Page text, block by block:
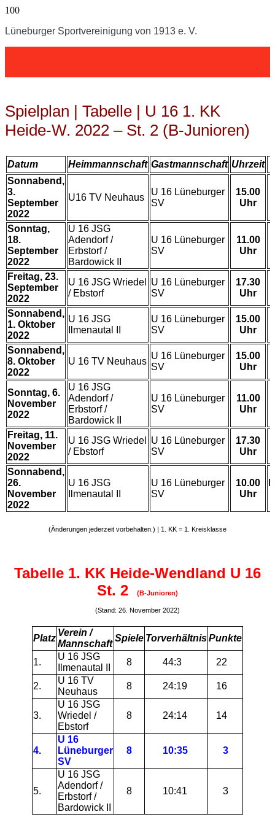
Lüneburger Sportvereinigung von 1913 e. V.
Spielplan | Tabelle | U 16 1. KK
Heide-W. 2022 – St. 2 (B-Junioren)
Datum Heimmannschaft Gastmannschaft Uhrzeit
Sonnabend,
3.
September
2022
U16 TV Neuhaus
U 16 Lüneburger
SV
15.00
Uhr
Sonntag,
18.
September
2022
U 16 JSG
Adendorf /
Erbstorf /
Bardowick II
U 16 Lüneburger
SV
11.00
Uhr
Freitag, 23.
September
2022
U 16 JSG Wriedel
/ Ebstorf
U 16 Lüneburger
SV
17.30
Uhr
Sonnabend,
1. Oktober
2022
U 16 JSG
Ilmenautal II
U 16 Lüneburger
SV
15.00
Uhr
Sonnabend,
8. Oktober
2022
U 16 TV Neuhaus
U 16 Lüneburger
SV
15.00
Uhr
Sonntag, 6.
November
2022
U 16 JSG
Adendorf /
Erbstorf /
Bardowick II
U 16 Lüneburger
SV
11.00
Uhr
Freitag, 11.
November
2022
U 16 JSG Wriedel
/ Ebstorf
U 16 Lüneburger
SV
17.30
Uhr
Sonnabend,
26.
November
2022
U 16 JSG
Ilmenautal II
U 16 Lüneburger
SV
10.00
Uhr
(Änderungen jederzeit vorbehalten.) | 1. KK = 1. Kreisklasse
Tabelle 1. KK Heide-Wendland U 16
St. 2
(B-Junioren)
(Stand: 26. November 2022)
Platz
Verein /
Mannschaft
Spiele TorverhältnisPunkte
1.
U 16 JSG
Ilmenautal II
8 44:3 22
2.
U 16 TV
Neuhaus
8 24:19 16
3.
U 16 JSG
Wriedel /
Ebstorf
8 24:14 14
4.
U 16
Lüneburger
SV
8 10:35 3
5.
U 16 JSG
Adendorf /
Erbstorf /
Bardowick II
8 10:41 3